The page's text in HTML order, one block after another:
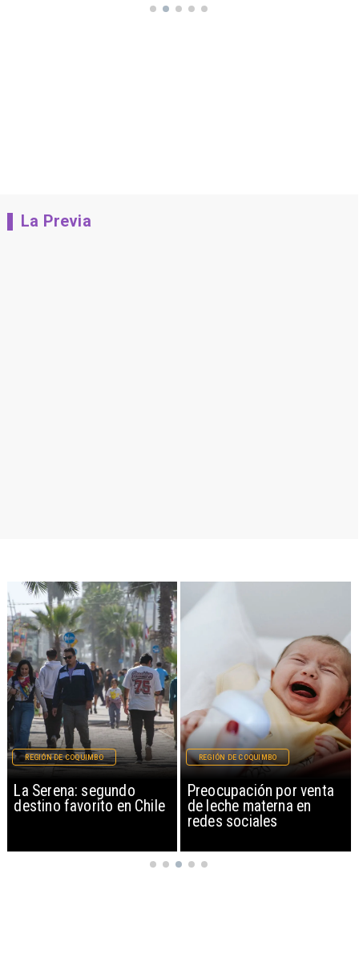
La Previa
La Serena: segundo
destino favorito en Chile
REGIÓN DE COQUIMBO
Preocupación por venta
de leche materna en
redes sociales
REGIÓN DE COQUIMBO